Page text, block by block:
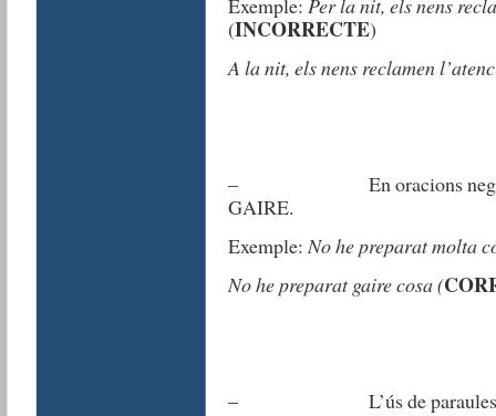
Exemple: Per la nit, els nens
(INCORRECTE)
A la nit, els nens reclamen
– En oracions negatives
GAIRE.
Exemple:No he preparat molta
No he preparat gaire cosa (
– L’ús de paraules en